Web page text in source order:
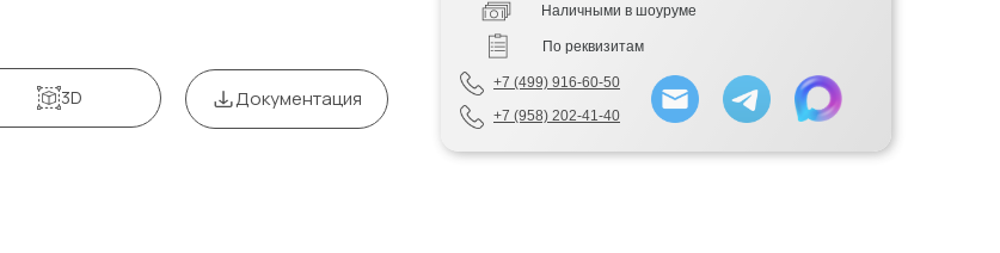
+7 (958) 202-41-40
+7 (499) 916-60-50
По реквизитам
Наличными в шоуруме
3D Документация